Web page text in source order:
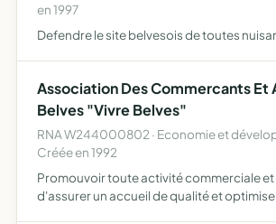
en 1997
Defendre le site belvesois de toutes
Association Des Commercants Et
Belves "Vivre Belves"
RNA W244000802 · Economie et
Créée en 1992
Promouvoir toute activité commerciale et
d'assurer un accueil de qualité et